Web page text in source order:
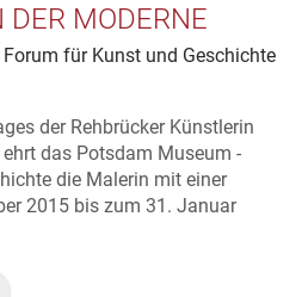
MODERNE
für Kunst und Geschichte
der Rehbrücker Künstlerin
das Potsdam Museum -
die Malerin mit einer
2015 bis zum 31. Januar